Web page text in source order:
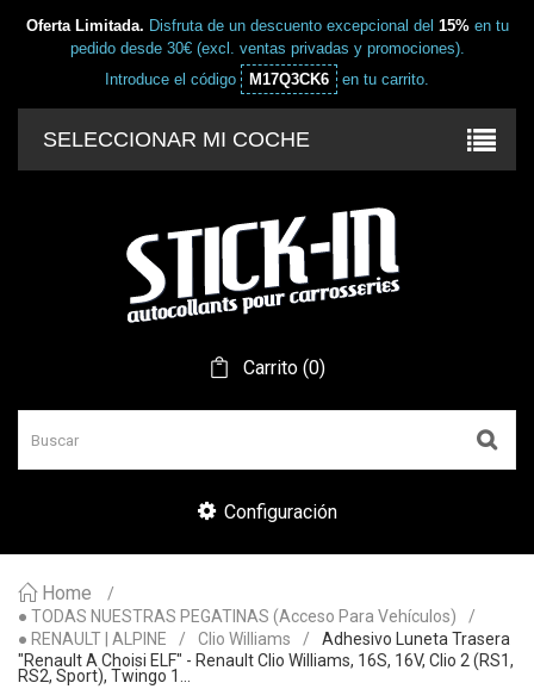
Oferta Limitada. Disfruta de un descuento excepcional del 15%en tu
pedido desde 30€ (excl. ventas privadas y promociones).
Introduce el código
M17Q3CK6 en tu carrito.
SELECCIONAR MI COCHE
Carrito (0)
Configuración
Home
● TODAS NUESTRAS PEGATINAS (acceso Para Vehículos)
● RENAULT | ALPINE
Clio Williams
Adhesivo Luneta Trasera
"Renault A Choisi ELF" - Renault Clio Williams, 16S, 16V, Clio 2 (RS1,
RS2, Sport), Twingo 1...